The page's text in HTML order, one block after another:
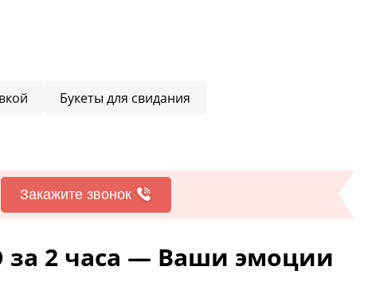
Букеты для свидания
Закажите звонок
2 часа — Ваши эмоции